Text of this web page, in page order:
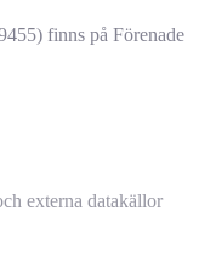
finns på Förenade
externa datakällor